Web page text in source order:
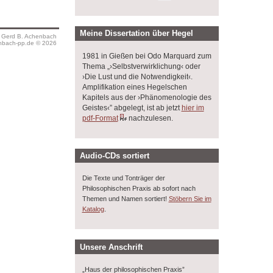
B. Achenbach
pp.de © 2026
Meine Dissertation über Hegel
1981 in Gießen bei Odo Marquard zum
Thema „›Selbstverwirklichung‹ oder
›Die Lust und die Notwendigkeit‹.
Amplifikation eines Hegelschen
Kapitels aus der ›Phänomenologie des
Geistes‹” abgelegt, ist ab jetzt hier im
pdf-Format
nachzulesen.
Audio-CDs sortiert
Die Texte und Tonträger der
Philosophischen Praxis ab sofort nach
Themen und Namen sortiert! Stöbern Sie im
Katalog.
Unsere Anschrift
„Haus der philosophischen Praxis”